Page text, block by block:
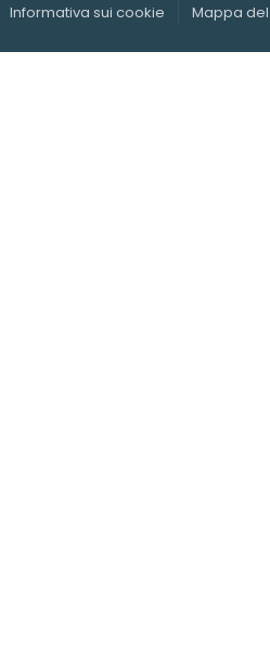
Informativa sui cookie Mappa